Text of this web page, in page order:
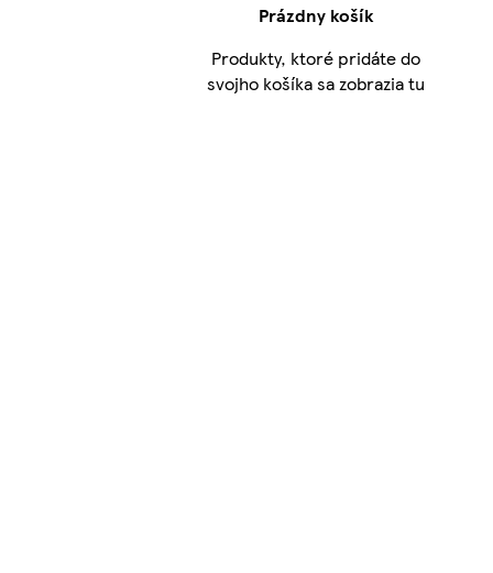
Prázdny košík
Produkty, ktoré pridáte do
svojho košíka sa zobrazia tu